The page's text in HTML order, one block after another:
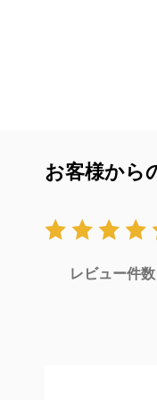
お客様から
レビュー件数